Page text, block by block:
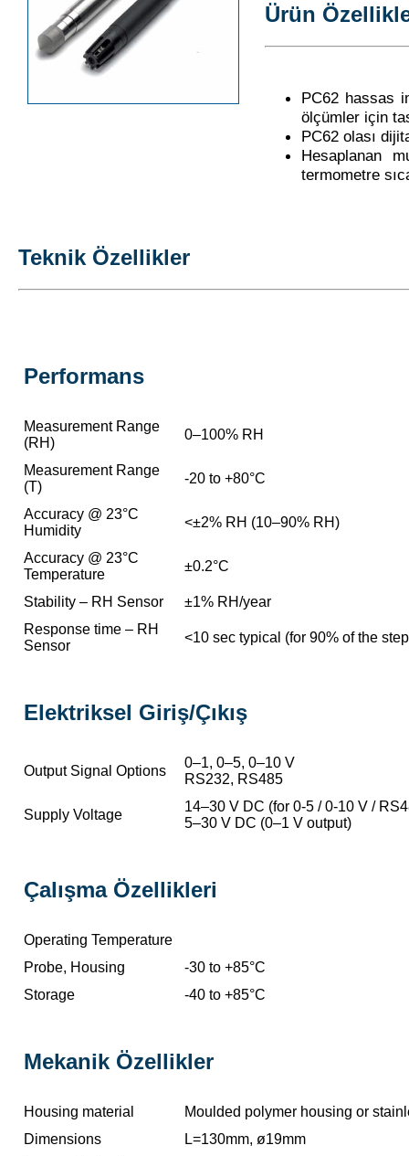
Ürün
PC62 hassas
ölçümler için
PC62 olası
Hesaplanan
termometre
Teknik Özellikler
Performans
Measurement Range
(RH)
0–100% RH
Measurement Range
(T)
-20 to +80°C
Accuracy @ 23°C
Humidity
<±2% RH (10–90% RH)
Accuracy @ 23°C
Temperature
±0.2°C
Stability – RH Sensor
±1% RH/year
Response time – RH
Sensor
<10 sec typical (for 90% of the
Elektriksel Giriş/Çıkış
Output Signal Options
0–1, 0–5, 0–10 V
RS232, RS485
Supply Voltage
14–30 V DC (for 0-5 / 0-10 V /
5–30 V DC (0–1 V output)
Çalışma Özellikleri
Operating Temperature
Probe, Housing
-30 to +85°C
Storage
-40 to +85°C
Mekanik Özellikler
Housing material
Moulded polymer housing or
Dimensions
L=130mm, ø19mm